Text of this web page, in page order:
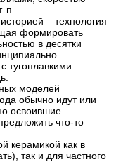
п.
– ​технология
формировать
в десятки
тугоплавкими
моделей
обычно идут или
освоившие
что-то
керамикой как в
так и для частного